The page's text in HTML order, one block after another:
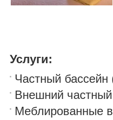
Услуги:
Частный бассейн
Внешний
Меблированные